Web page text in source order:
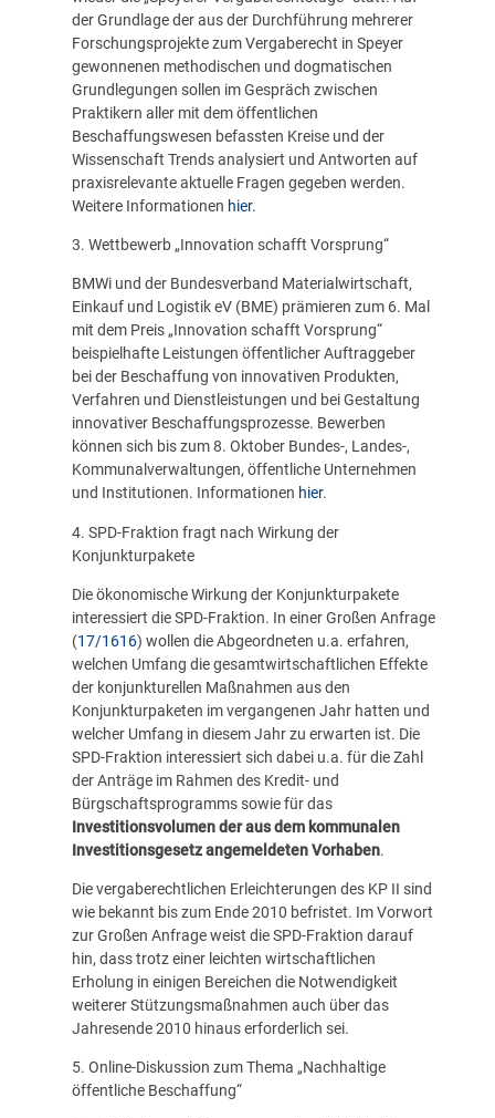
der Grundlage der aus der Durchführung mehrerer
Forschungsprojekte zum Vergaberecht in Speyer
gewonnenen methodischen und dogmatischen
Grundlegungen sollen im Gespräch zwischen
Praktikern aller mit dem öffentlichen
Beschaffungswesen befassten Kreise und der
Wissenschaft Trends analysiert und Antworten auf
praxisrelevante aktuelle Fragen gegeben werden.
Weitere Informationen hier.
3. Wettbewerb „Innovation schafft Vorsprung“
BMWiund der Bundesverband Materialwirtschaft,
Einkauf und Logistik eV (BME) prämieren zum 6. Mal
mit dem Preis „Innovation schafft Vorsprung“
beispielhafte Leistungen öffentlicher Auftraggeber
bei der Beschaffung von innovativen Produkten,
Verfahren und Dienstleistungen und bei Gestaltung
innovativer Beschaffungsprozesse. Bewerben
können sich bis zum 8. Oktober Bundes-, Landes-,
Kommunalverwaltungen, öffentliche Unternehmen
und Institutionen. Informationen hier.
4. SPD-Fraktion fragt nach Wirkung der
Konjunkturpakete
Die ökonomische Wirkung der Konjunkturpakete
interessiert die SPD-Fraktion. In einer Großen Anfrage
(17/1616) wollen die Abgeordneten u.a. erfahren,
welchen Umfang die gesamtwirtschaftlichen Effekte
der konjunkturellen Maßnahmen aus den
Konjunkturpaketen im vergangenen Jahr hatten und
welcher Umfang in diesem Jahr zu erwarten ist. Die
SPD-Fraktion interessiert sich dabei u.a. für die Zahl
der Anträge im Rahmen des Kredit- und
Bürgschaftsprogramms sowie für das
Investitionsvolumen der aus dem kommunalen
Investitionsgesetz angemeldeten Vorhaben.
Die vergaberechtlichen Erleichterungen des KP II sind
wie bekannt bis zum Ende 2010 befristet. Im Vorwort
zur Großen Anfrage weist die SPD-Fraktion darauf
hin, dass trotz einer leichten wirtschaftlichen
Erholung in einigen Bereichen die Notwendigkeit
weiterer Stützungsmaßnahmen auch über das
Jahresende 2010 hinaus erforderlich sei.
5. Online-Diskussion zum Thema „Nachhaltige
öffentliche Beschaffung“